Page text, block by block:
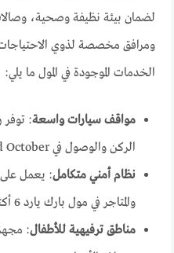
لضمان بيئة نظيفة وصحية،
ومرافق مخصصة لذوي
الخدمات الموجودة في المول ما يلي:
مواقف سيارات واسعة: توفر
الركن والوصول في Mall Park Yard October.
نظام أمني متكامل: يعمل على
والمتاجر في مول بارك يارد 6 أكتوبر.
مناطق ترفيهية للأطفال: